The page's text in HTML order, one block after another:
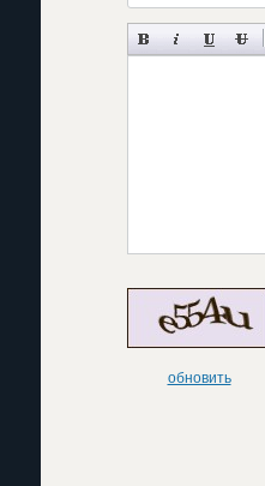
обновить